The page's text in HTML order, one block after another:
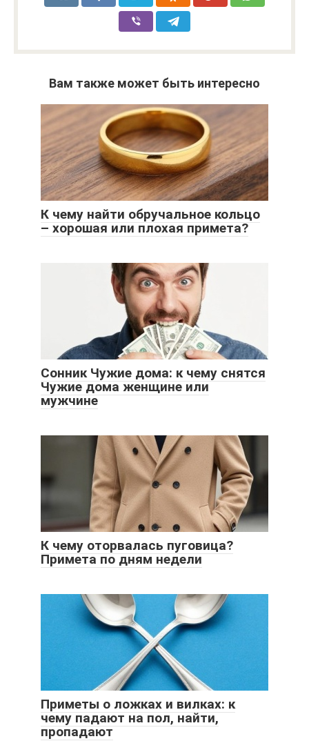
Вам также может быть интересно
К чему найти обручальное кольцо
– хорошая или плохая примета?
Сонник Чужие дома: к чему снятся
Чужие дома женщине или
мужчине
К чему оторвалась пуговица?
Примета по дням недели
Приметы о ложках и вилках: к
чему падают на пол, найти,
пропадают